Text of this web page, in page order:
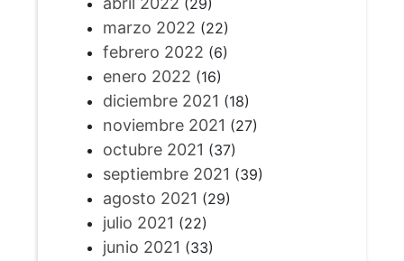
(29)
marzo 2022 (22)
febrero 2022 (6)
enero 2022 (16)
diciembre 2021 (18)
noviembre 2021 (27)
octubre 2021 (37)
septiembre 2021 (39)
agosto 2021 (29)
julio 2021 (22)
junio 2021 (33)